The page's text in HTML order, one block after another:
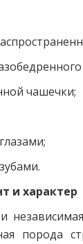
чашечки;
и характер
порода